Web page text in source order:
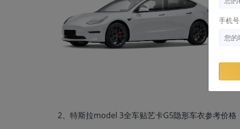
2、特斯拉model 3全车贴艺卡G5隐形车衣参考价格
手机号